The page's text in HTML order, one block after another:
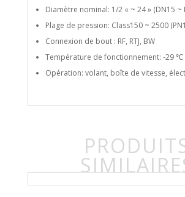
Diamètre nominal: 1/2 « ~ 24 » (DN15 ~
Plage de pression: Class150 ~ 2500
Connexion de bout : RF, RTJ, BW
Température de fonctionnement: -29
Opération: volant, boîte de vitesse,